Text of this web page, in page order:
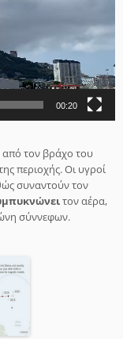
00:20
τον βράχο του
περιοχής. Οι υγροί
συναντούν τον
τον αέρα,
σύννεφων.